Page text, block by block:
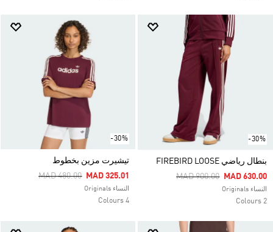
-30%
بنطال رياضي FIREBIRD LOOSE
Price Reduced From
MAD 900.00ToMAD 630.00
النساء Originals
2 Colours
-30%
تيشيرت مزين بخطوط
Price Reduced From
MAD 480.00ToMAD 325.01
النساء Originals
4 Colours